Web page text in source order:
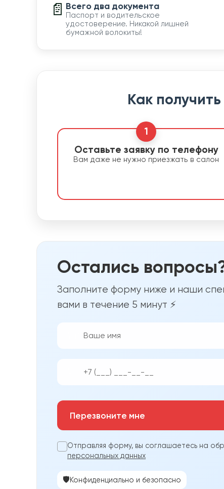
📄 Всего два документа
Паспорт и водительское
удостоверение. Никакой лишней
бумажной волокиты!
Как
1
Оставьте заявку по телефону
Вам даже не нужно приезжать в салон
Остались
Заполните форму ниже и наши
вами в течение 5 минут ⚡
Перезвоните мне
Отправляя форму, вы соглашаетесь на
персональных данных
🛡️Конфиденциально и безопасно